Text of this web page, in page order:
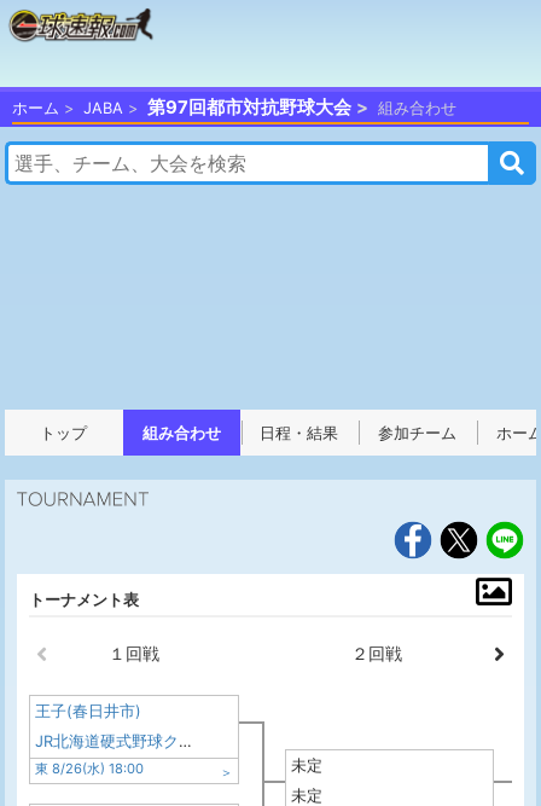
ホーム JABA 第97回都市対抗野球大会 組み合わせ
トップ 組み合わせ 日程・結果 参加チーム ホー
トーナメント表
１回戦 ２回戦
王子(春日井市)
JR北海道硬式野球クラブ(札幌市)
東 8/26(水) 18:00
未定
未定